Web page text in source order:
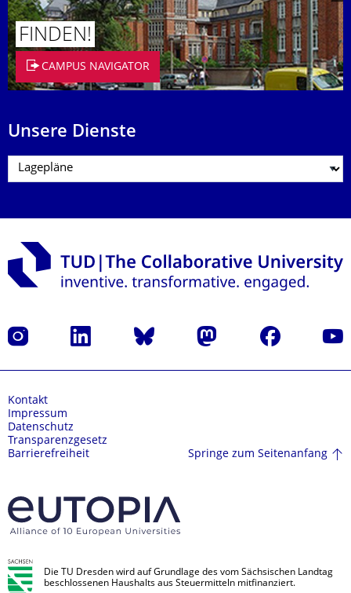
FINDEN!
CAMPUS NAVIGATOR
Unsere Dienste
Instagram LinkedIn Bluesky Mastodon Facebook
Kontakt
Impressum
Datenschutz
Transparenzgesetz
Barrierefreiheit
Springe zum Seitenanfang
Die TU Dresden wird auf Grundlage des vom Sächsischen Landtag
beschlossenen Haushalts aus Steuermitteln mitfinanziert.